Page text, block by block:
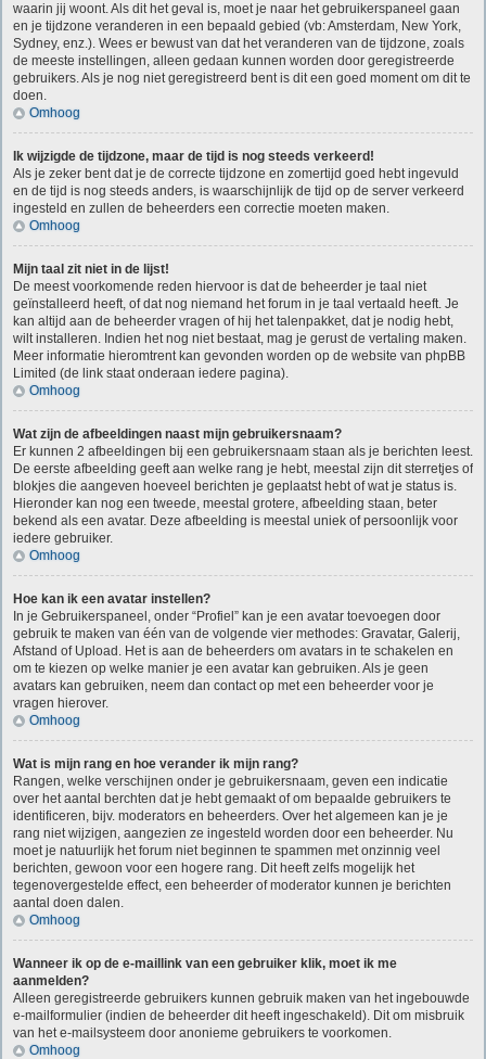
waarin jij woont. Als dit het geval is, moet je naar het gebruikerspaneel gaan
en je tijdzone veranderen in een bepaald gebied (vb: Amsterdam, New York,
Sydney, enz.). Wees er bewust van dat het veranderen van de tijdzone, zoals
de meeste instellingen, alleen gedaan kunnen worden door geregistreerde
gebruikers. Als je nog niet geregistreerd bent is dit een goed moment om dit te
doen.
Omhoog
Ik wijzigde de tijdzone, maar de tijd is nog steeds verkeerd!
Als je zeker bent dat je de correcte tijdzone en zomertijd goed hebt ingevuld
en de tijd is nog steeds anders, is waarschijnlijk de tijd op de server verkeerd
ingesteld en zullen de beheerders een correctie moeten maken.
Omhoog
Mijn taal zit niet in de lijst!
De meest voorkomende reden hiervoor is dat de beheerder je taal niet
geïnstalleerd heeft, of dat nog niemand het forum in je taal vertaald heeft. Je
kan altijd aan de beheerder vragen of hij het talenpakket, dat je nodig hebt,
wilt installeren. Indien het nog niet bestaat, mag je gerust de vertaling maken.
Meer informatie hieromtrent kan gevonden worden op de website van phpBB
Limited (de link staat onderaan iedere pagina).
Omhoog
Wat zijn de afbeeldingen naast mijn gebruikersnaam?
Er kunnen 2 afbeeldingen bij een gebruikersnaam staan als je berichten leest.
De eerste afbeelding geeft aan welke rang je hebt, meestal zijn dit sterretjes of
blokjes die aangeven hoeveel berichten je geplaatst hebt of wat je status is.
Hieronder kan nog een tweede, meestal grotere, afbeelding staan, beter
bekend als een avatar. Deze afbeelding is meestal uniek of persoonlijk voor
iedere gebruiker.
Omhoog
Hoe kan ik een avatar instellen?
In je Gebruikerspaneel, onder “Profiel” kan je een avatar toevoegen door
gebruik te maken van één van de volgende vier methodes: Gravatar, Galerij,
Afstand of Upload. Het is aan de beheerders om avatars in te schakelen en
om te kiezen op welke manier je een avatar kan gebruiken. Als je geen
avatars kan gebruiken, neem dan contact op met een beheerder voor je
vragen hierover.
Omhoog
Wat is mijn rang en hoe verander ik mijn rang?
Rangen, welke verschijnen onder je gebruikersnaam, geven een indicatie
over het aantal berchten dat je hebt gemaakt of om bepaalde gebruikers te
identificeren, bijv. moderators en beheerders. Over het algemeen kan je je
rang niet wijzigen, aangezien ze ingesteld worden door een beheerder. Nu
moet je natuurlijk het forum niet beginnen te spammen met onzinnig veel
berichten, gewoon voor een hogere rang. Dit heeft zelfs mogelijk het
tegenovergestelde effect, een beheerder of moderator kunnen je berichten
aantal doen dalen.
Omhoog
Wanneer ik op de e-maillink van een gebruiker klik, moet ik me
aanmelden?
Alleen geregistreerde gebruikers kunnen gebruik maken van het ingebouwde
e-mailformulier (indien de beheerder dit heeft ingeschakeld). Dit om misbruik
van het e-mailsysteem door anonieme gebruikers te voorkomen.
Omhoog